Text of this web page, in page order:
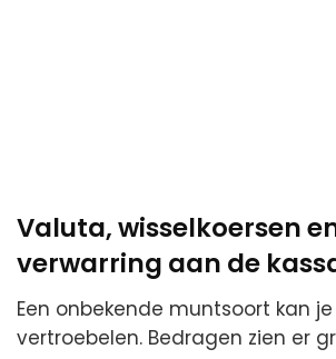
Valuta, wisselkoersen
verwarring aan de
Een onbekende muntsoort kan je
vertroebelen. Bedragen zien er